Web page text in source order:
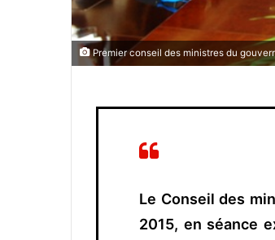
Premier conseil des ministres du
Le Conseil des
2015, en séance